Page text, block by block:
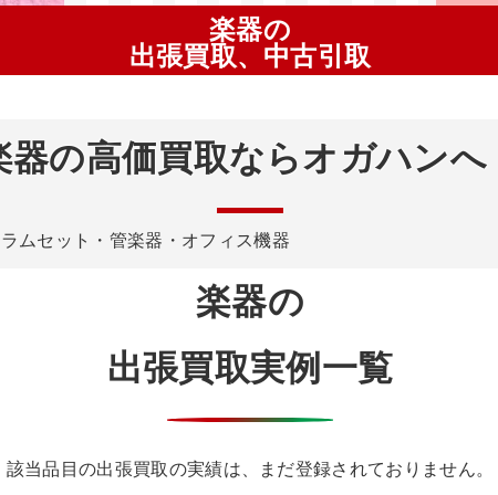
楽器の
出張買取、中古引取
器の高価買取ならオガハンへ
ムセット・管楽器・オフィス機器
楽器の
出張買取実例一覧
該当品目の出張買取の実績は、まだ登録されておりません。